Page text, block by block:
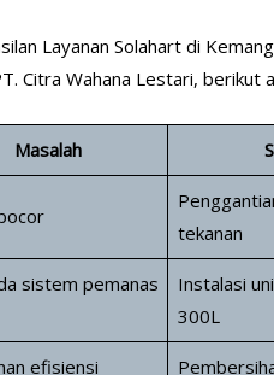
Layanan Solahart di Kemang
Citra Wahana Lestari, berikut
Masalah
tekanan
sistem pemanas
Instalasi
300L
efisiensi